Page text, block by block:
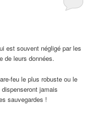
est souvent négligé par les
de leurs données.
feu le plus robuste ou le
jamais
sauvegardes !